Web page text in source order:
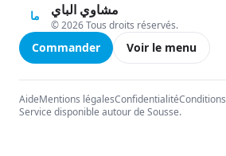
ما مشاوي الباي
© 2026 Tous droits réservés.
Commander Voir le menu
AideMentions légalesConfidentialitéConditions
Service disponible autour de Sousse.